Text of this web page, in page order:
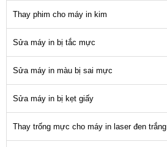
Thay phim cho máy in kim
Sửa máy in bị tắc mực
Sửa máy in màu bị sai mực
Sửa máy in bị kẹt giấy
Thay trống mực cho máy in laser đen trắng